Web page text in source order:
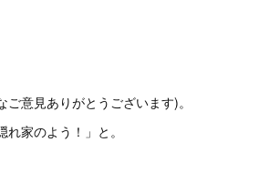
意見ありがとうございます)。
家のよう！」と。